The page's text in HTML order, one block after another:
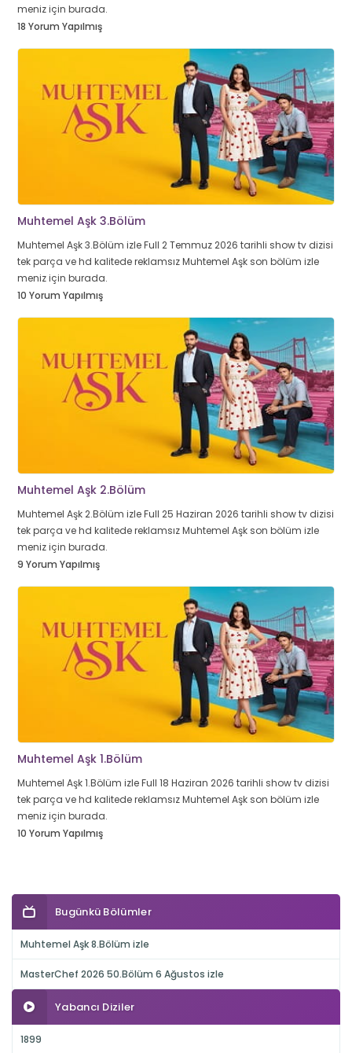
meniz için burada.
18 Yorum Yapılmış
Muhtemel Aşk 3.Bölüm
Muhtemel Aşk 3.Bölüm izle Full 2 Temmuz 2026 tarihli show tv dizisi
tek parça ve hd kalitede reklamsız Muhtemel Aşk son bölüm izle
meniz için burada.
10 Yorum Yapılmış
Muhtemel Aşk 2.Bölüm
Muhtemel Aşk 2.Bölüm izle Full 25 Haziran 2026 tarihli show tv dizisi
tek parça ve hd kalitede reklamsız Muhtemel Aşk son bölüm izle
meniz için burada.
9 Yorum Yapılmış
Muhtemel Aşk 1.Bölüm
Muhtemel Aşk 1.Bölüm izle Full 18 Haziran 2026 tarihli show tv dizisi
tek parça ve hd kalitede reklamsız Muhtemel Aşk son bölüm izle
meniz için burada.
10 Yorum Yapılmış
Bugünkü Bölümler
Muhtemel Aşk 8.Bölüm izle
MasterChef 2026 50.Bölüm 6 Ağustos izle
Yabancı Diziler
1899